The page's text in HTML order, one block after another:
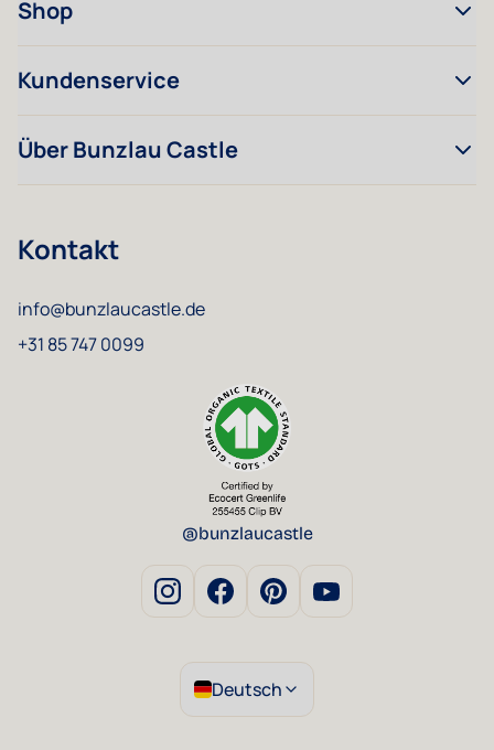
Shop
Kundenservice
Über Bunzlau Castle
Kontakt
info@bunzlaucastle.de
+31 85 747 0099
@bunzlaucastle
Deutsch